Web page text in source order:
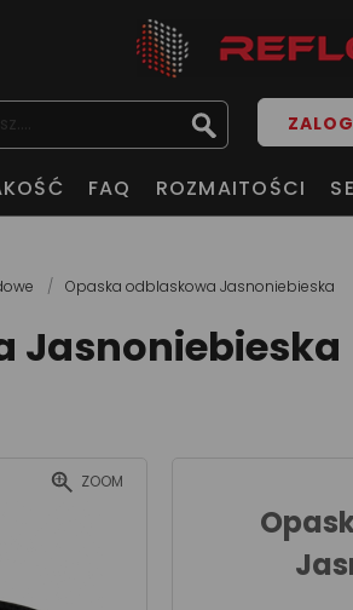
FAQ ROZMAITOŚCI
Opaska odblaskowa Jasnoniebieska
Jasnoniebieska
ZOOM